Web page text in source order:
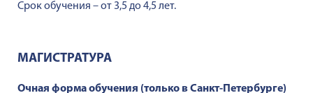
Срок обучения – от 3,5 до 4,5 лет.
МАГИСТРАТУРА
Очная форма обучения (только в Санкт-Петербурге)